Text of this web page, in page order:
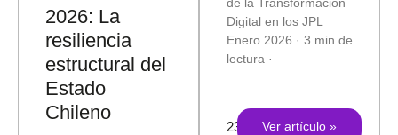
2026: La
resiliencia
estructural del
Estado
Chileno
Digital en los JPL
Enero 2026 · 3 min de
lectura ·
Ver artículo »
23/01/2026